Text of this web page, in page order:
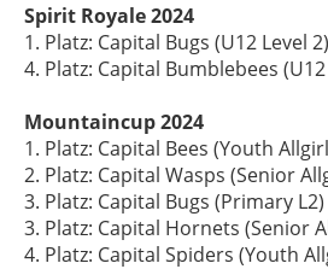
Spirit Royale 2024
1. Platz: Capital Bugs (U12 Level 2)
4. Platz: Capital Bumblebees (U12
Mountaincup 2024
1. Platz: Capital Bees (Youth
2. Platz: Capital Wasps (Senior
3. Platz: Capital Bugs (Primary L2)
3. Platz: Capital Hornets (Senior
4. Platz: Capital Spiders (Youth